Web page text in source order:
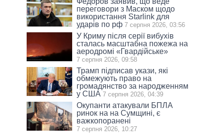
переговори з Маском щодо
використання Starlink для
ударів по рф 7 серпня 2026, 03:56
У Криму після серії вибухів
сталась масштабна пожежа на
аеродромі «Гвардійське»
7 серпня 2026, 09:58
Трамп підписав укази, які
обмежують право на
громадянство за народженням
у США 7 серпня 2026, 04:39
Окупанти атакували БПЛА
ринок на на Сумщині, є
важкопоранені
7 серпня 2026, 10:27